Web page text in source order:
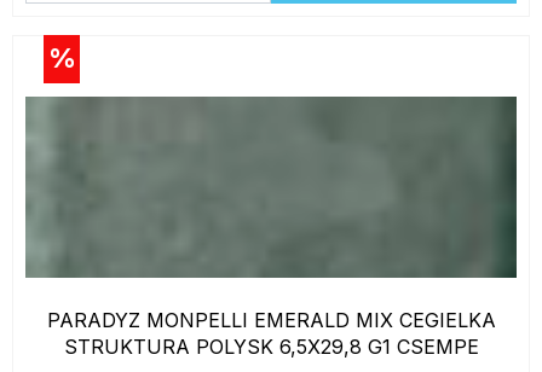
%
PARADYZ MONPELLI EMERALD MIX CEGIELKA
STRUKTURA POLYSK 6,5X29,8 G1 CSEMPE